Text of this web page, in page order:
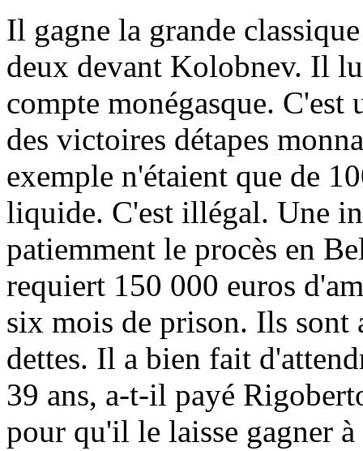
Il gagne la grande
deux devant Kolobnev. Il
compte monégasque. C'est
des victoires détapes
exemple n'étaient que de
liquide. C'est illégal. Une
patiemment le procès en
requiert 150 000 euros
six mois de prison. Ils sont
dettes. Il a bien fait
39 ans, a-t-il payé
pour qu'il le laisse gagner